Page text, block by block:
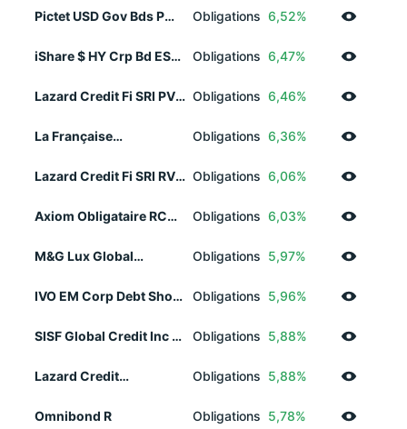
Pictet USD Gov Bds P
Obligations 6,52%
iShare $ HY Crp Bd ESG
Obligations 6,47%
Lazard Credit Fi SRI PVC Obligations 6,46%
La Française
2028 + RC
Obligations 6,36%
Lazard Credit Fi SRI RVC Obligations 6,06%
Axiom Obligataire RC
Obligations 6,03%
M&G Lux Global
Obligations 5,97%
IVO EM Corp Debt Short
Obligations 5,96%
SISF Global Credit Inc A
Obligations 5,88%
Lazard Credit
Obligations 5,88%
Omnibond R Obligations 5,78%